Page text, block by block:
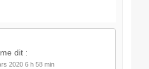
dit :
2020 6 h 58 min